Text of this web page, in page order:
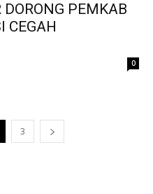
DORONG PEMKAB
CEGAH
0
3